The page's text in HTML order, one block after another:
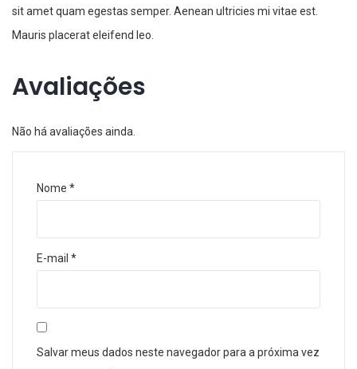
sit amet quam egestas semper. Aenean ultricies mi vitae est.
Mauris placerat eleifend leo.
Avaliações
Não há avaliações ainda.
Nome *
E-mail *
Salvar meus dados neste navegador para a próxima vez